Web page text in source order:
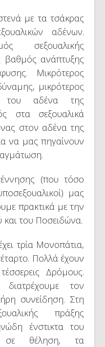
με τα τσάκρας
αδένων.
σεξουαλικής
βαθμός ανάπτυξης
Μικρότερος
μικρότερος
του αδένα της
στα σεξουαλικά
στον αδένα της
να μας πηγαίνουν
(που τόσο
μας
πρακτικά με την
του Ποσειδώνα.
τρία Μονοπάτια,
Πολλά έχουν
Δρόμους.
διατρέχουμε τον
συνείδηση. Στη
πράξης
ένστικτα του
σε θέληση, τα